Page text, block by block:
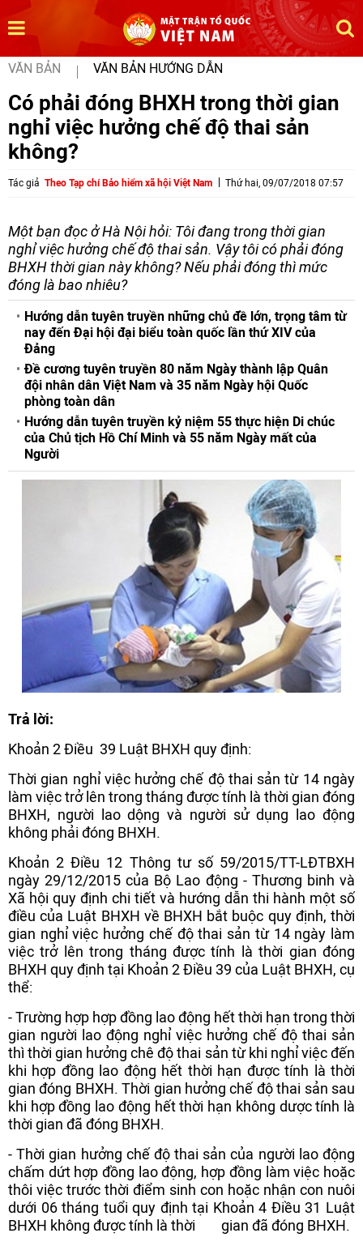
VĂN BẢN VĂN BẢN HƯỚNG DẪN
Có phải đóng BHXH trong thời gian
nghỉ việc hưởng chế độ thai sản
không?
Tác giả Theo Tạp chí Bảo hiểm xã hội Việt Nam Thứ hai, 09/07/2018 07:57
Một bạn đọc ở Hà Nội hỏi: Tôi đang trong thời gian
nghỉ việc hưởng chế độ thai sản. Vậy tôi có phải đóng
BHXH thời gian này không? Nếu phải đóng thì mức
đóng là bao nhiêu?
Hướng dẫn tuyên truyền những chủ đề lớn, trọng tâm từ
nay đến Đại hội đại biểu toàn quốc lần thứ XIV của
Đảng
Đề cương tuyên truyền 80 năm Ngày thành lập Quân
đội nhân dân Việt Nam và 35 năm Ngày hội Quốc
phòng toàn dân
Hướng dẫn tuyên truyền kỷ niệm 55 thực hiện Di chúc
của Chủ tịch Hồ Chí Minh và 55 năm Ngày mất của
Người
Trả lời:
Khoản 2 Điều 39 Luật BHXH quy định:
Thời gian nghỉ việc hưởng chế độ thai sản từ 14 ngày
làm việc trở lên trong tháng được tính là thời gian đóng
BHXH, người lao dộng và người sử dụng lao động
không phải đóng BHXH.
Khoản 2 Điều 12 Thông tư số 59/2015/TT-LĐTBXH
ngày 29/12/2015 của Bộ Lao động - Thương binh và
Xã hội quy định chi tiết và hướng dẫn thi hành một số
điều của Luật BHXH về BHXH bắt buộc quy định, thời
gian nghỉ việc hưởng chế độ thai sản từ 14 ngày làm
việc trở lên trong tháng được tính là thời gian đóng
BHXH quy định tại Khoản 2 Điều 39 của Luật BHXH, cụ
thể:
- Trường hợp hợp đồng lao động hết thời hạn trong thời
gian người lao động nghỉ việc hưởng chế độ thai sản
thì thời gian hưởng chê độ thai sản từ khi nghỉ việc đến
khi hợp đồng lao động hết thời hạn được tính là thời
gian đóng BHXH. Thời gian hưởng chế độ thai sản sau
khi hợp đồng lao động hết thời hạn không dược tính là
thời gian đã đóng BHXH.
- Thời gian hưởng chế độ thai sản của người lao động
chấm dứt hợp đồng lao động, hợp đồng làm việc hoặc
thôi việc trước thời điểm sinh con hoặc nhận con nuôi
dưới 06 tháng tuổi quy định tại Khoản 4 Điều 31 Luật
BHXH không được tính là thời gian đã đóng BHXH.